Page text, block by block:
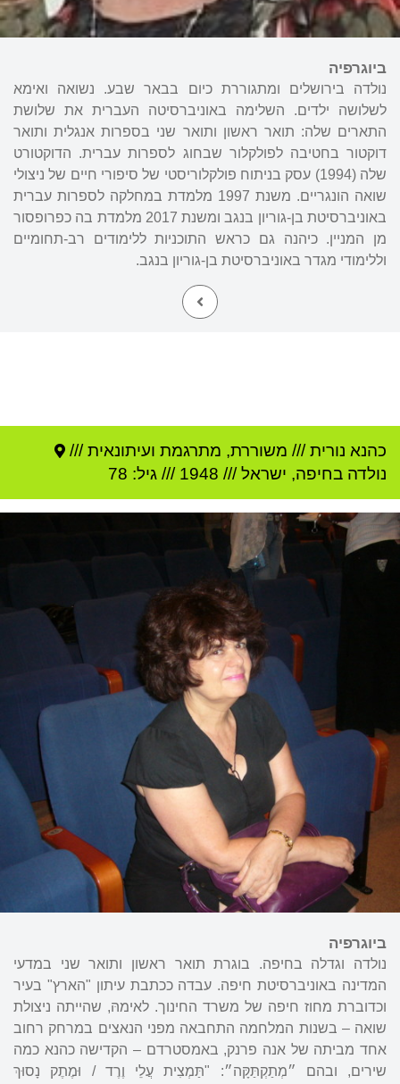
ביוגרפיה
נולדה בירושלים ומתגוררת כיום בבאר שבע. נשואה ואימא
לשלושה ילדים. השלימה באוניברסיטה העברית את שלושת
התארים שלה: תואר ראשון ותואר שני בספרות אנגלית ותואר
דוקטור בחטיבה לפולקלור שבחוג לספרות עברית. הדוקטורט
שלה (1994) עסק בניתוח פולקלוריסטי של סיפורי חיים של ניצולי
שואה הונגריים. משנת 1997 מלמדת במחלקה לספרות עברית
באוניברסיטת בן-גוריון בנגב ומשנת 2017 מלמדת בה כפרופסור
מן המניין. כיהנה גם כראש התוכניות ללימודים רב-תחומיים
וללימודי מגדר באוניברסיטת בן-גוריון בנגב.
כהנא נורית/// משוררת, מתרגמת ועיתונאית ///
נולדה בחיפה, ישראל///
1948 /// גיל: 78
ביוגרפיה
נולדה וגדלה בחיפה. בוגרת תואר ראשון ותואר שני במדעי
המדינה באוניברסיטת חיפה. עבדה ככתבת עיתון "הארץ" בעיר
וכדוברת מחוז חיפה של משרד החינוך. לאימהּ, שהייתה ניצולת
שואה – בשנות המלחמה התחבאה מפני הנאצים במרחק רחוב
אחד מביתה של אנה פרנק, באמסטרדם – הקדישה כהנא כמה
שירים, ובהם ״מְתַקְתַּקָּה״: "תַּמְצִית עֲלֵי וֶרֶד / וּמֶתֶק נָסוּךְ